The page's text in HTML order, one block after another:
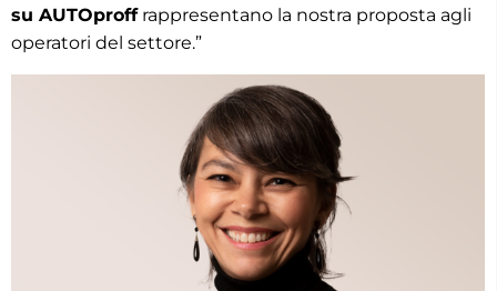
su AUTOproffrappresentano la nostra proposta agli
operatori del settore.”